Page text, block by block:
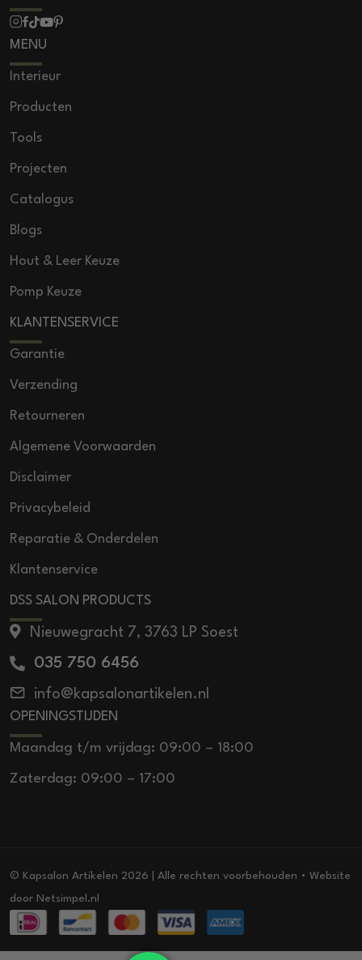
MENU
Interieur
Producten
Tools
Projecten
Catalogus
Blogs
Hout & Leer Keuze
Pomp Keuze
KLANTENSERVICE
Garantie
Verzending
Retourneren
Algemene Voorwaarden
Disclaimer
Privacybeleid
Reparatie & Onderdelen
Klantenservice
DSS SALON PRODUCTS
Nieuwegracht 7, 3763 LP Soest
035 750 6456
info@kapsalonartikelen.nl
OPENINGSTIJDEN
Maandag t/m vrijdag: 09:00 – 18:00
Zaterdag: 09:00 – 17:00
© Kapsalon Artikelen 2026 | Alle rechten voorbehouden • Website
door Netsimpel.nl